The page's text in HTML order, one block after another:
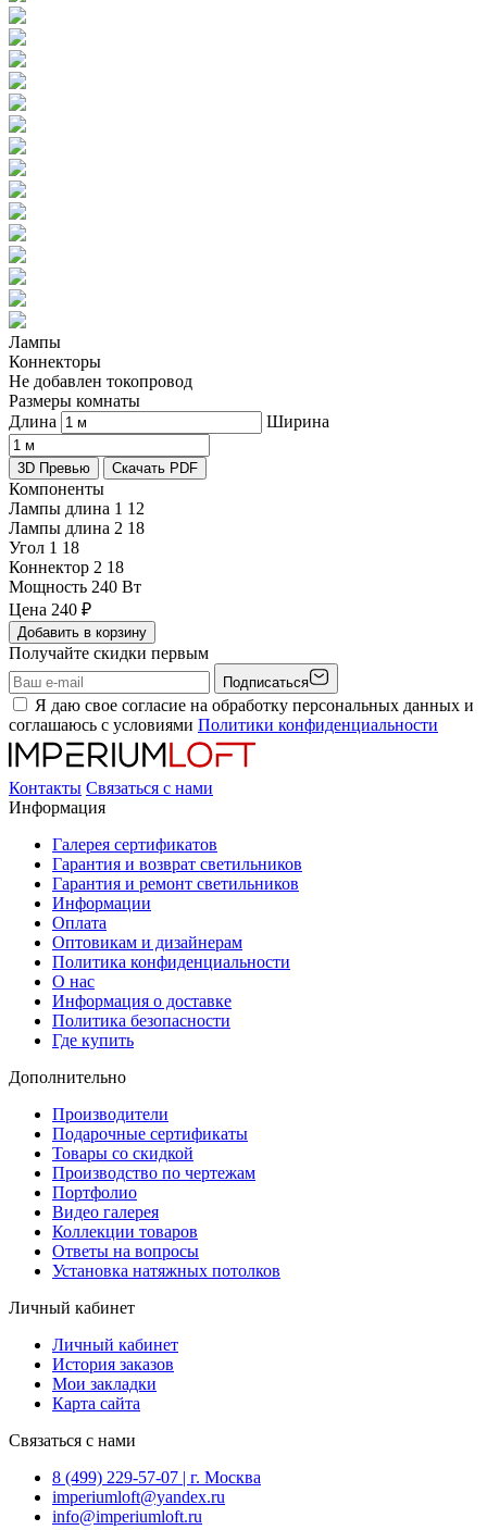
Лампы
Коннекторы
Не добавлен токопровод
Размеры комнаты
Длина
Ширина
3D Превью Скачать PDF
Компоненты
Лампы длина 1 12
Лампы длина 2 18
Угол 1 18
Коннектор 2 18
Мощность 240 Вт
Цена 240 ₽
Добавить в корзину
Получайте скидки первым
Подписаться
Я даю свое согласие на обработку персональных данных и
соглашаюсь с условиями Политики конфиденциальности
Контакты Связаться с нами
Информация
Галерея сертификатов
Гарантия и возврат светильников
Гарантия и ремонт светильников
Информации
Оплата
Оптовикам и дизайнерам
Политика конфиденциальности
О нас
Информация о доставке
Политика безопасности
Где купить
Дополнительно
Производители
Подарочные сертификаты
Товары со скидкой
Производство по чертежам
Портфолио
Видео галерея
Коллекции товаров
Ответы на вопросы
Установка натяжных потолков
Личный кабинет
Личный кабинет
История заказов
Мои закладки
Карта сайта
Связаться с нами
8 (499) 229-57-07 | г. Москва
imperiumloft@yandex.ru
info@imperiumloft.ru